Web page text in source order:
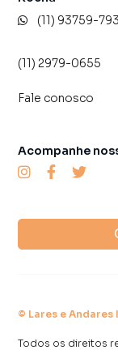
programadores,
inquilinos.
(11) 93759-
(11) 2979-0655
Fale conosco
Acompanhe
© Lares e Andares
Todos os direitos